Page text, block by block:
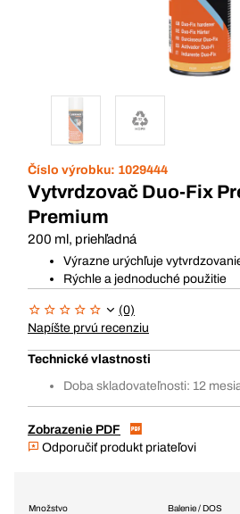
Číslo výrobku: 1029444
Vytvrdzovač Duo-Fix
Premium
200 ml, priehľadná
Výrazne urýchľuje
Rýchle a jednoduché použitie
(0)
Napíšte prvú recenziu
Technické vlastnosti
Doba skladovateľnosti: 12
Zobrazenie PDF
Odporučiť produkt priateľovi
Balenie / DOS
Množstvo